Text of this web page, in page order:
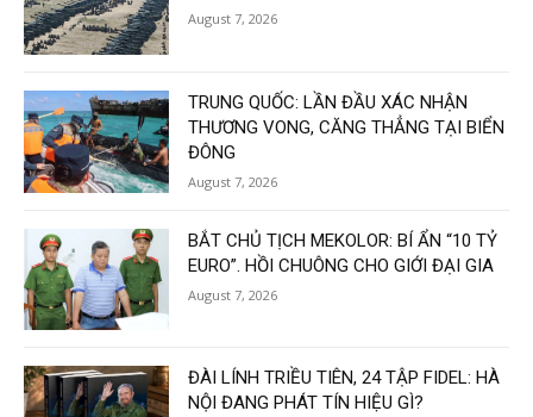
August 7, 2026
TRUNG QUỐC: LẦN ĐẦU XÁC NHẬN
THƯƠNG VONG, CĂNG THẲNG TẠI BIỂN
ĐÔNG
August 7, 2026
BẮT CHỦ TỊCH MEKOLOR: BÍ ẨN “10 TỶ
EURO”. HỒI CHUÔNG CHO GIỚI ĐẠI GIA
August 7, 2026
ĐÀI LÍNH TRIỀU TIÊN, 24 TẬP FIDEL: HÀ
NỘI ĐANG PHÁT TÍN HIỆU GÌ?